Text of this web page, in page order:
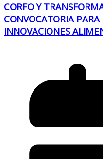
CORFO Y
CONVOCATORIA
INNOVACIONES